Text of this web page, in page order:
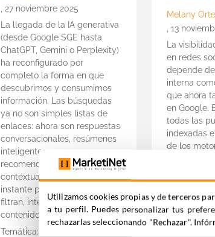
27 noviembre 2025
La llegada de la IA generativa
(desde Google SGE hasta
ChatGPT, Gemini o Perplexity)
ha reconfigurado por
completo la forma en que
descubrimos y consumimos
información. Las búsquedas
ya no son simples listas de
enlaces: ahora son respuestas
conversacionales, resúmenes
inteligentes y
recomendaciones
contextuales creadas al
instante por modelos que
filtran, interpretan y priorizan
contenido […]
Temática:
Melany
,13
La
en redes
depende
interna
que ahora
en Google.
todas las
indexadas
de los
acceso a
encontrar
contenido.
Temática:
Redes
Utilizamos cookies propias y de terceros
a tu perfil. Puedes personalizar tus
rechazarlas seleccionando "Rechazar".